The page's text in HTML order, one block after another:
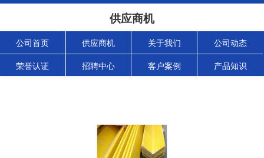
供应商机
公司首页 供应商机 关于我们 公司动态
荣誉认证 招聘中心 客户案例 产品知识